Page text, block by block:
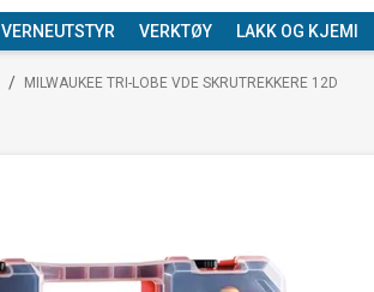
VERNEUTSTYR VERKTØY LAKK OG KJEMI
/ MILWAUKEE TRI-LOBE VDE SKRUTREKKERE 12D